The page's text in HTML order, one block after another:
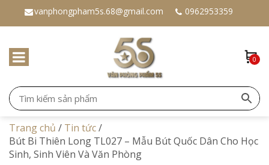
vanphongpham5s.68@gmail.com 0962953359
0
Trang chủ / Tin tức/
Bút Bi Thiên Long TL027 – Mẫu Bút Quốc Dân Cho Học
Sinh, Sinh Viên Và Văn Phòng